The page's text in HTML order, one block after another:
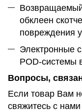
обклеен
повреждения
Электронные
POD-системы
Вопросы,
Если товар Вам
свяжитесь с